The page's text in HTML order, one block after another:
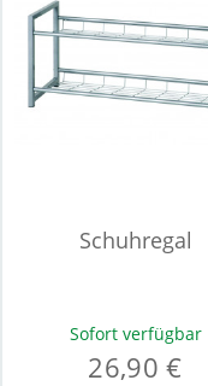
Schuhregal
Sofort verfügbar
26,90 €